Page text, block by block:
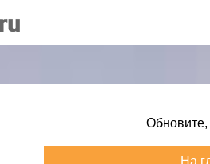
Обновите,
На